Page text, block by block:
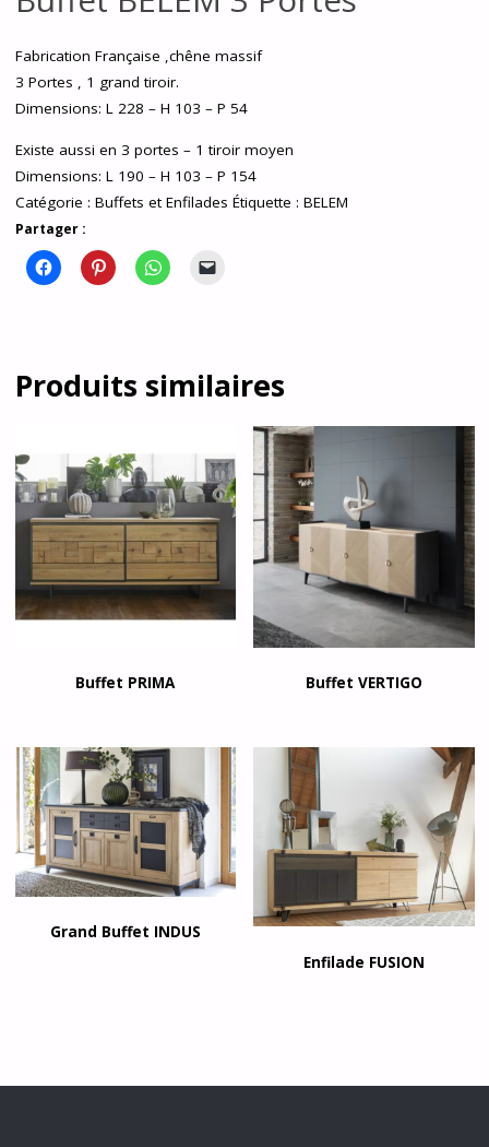
Fabrication Française ,chêne massif
3 Portes , 1 grand tiroir.
Dimensions: L 228 – H 103 – P 54
Existe aussi en 3 portes – 1 tiroir moyen
Dimensions: L 190 – H 103 – P 154
Catégorie : Buffets et Enfilades Étiquette : BELEM
Partager :
Produits similaires
Buffet PRIMA Buffet VERTIGO
Grand Buffet INDUS
Enfilade FUSION